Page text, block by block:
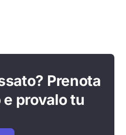
Prenota
provalo tu